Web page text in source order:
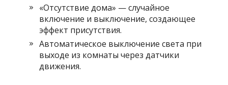
«Отсутствие дома» — случайное
включение и выключение, создающее
эффект присутствия.
Автоматическое выключение света при
выходе из комнаты через датчики
движения.